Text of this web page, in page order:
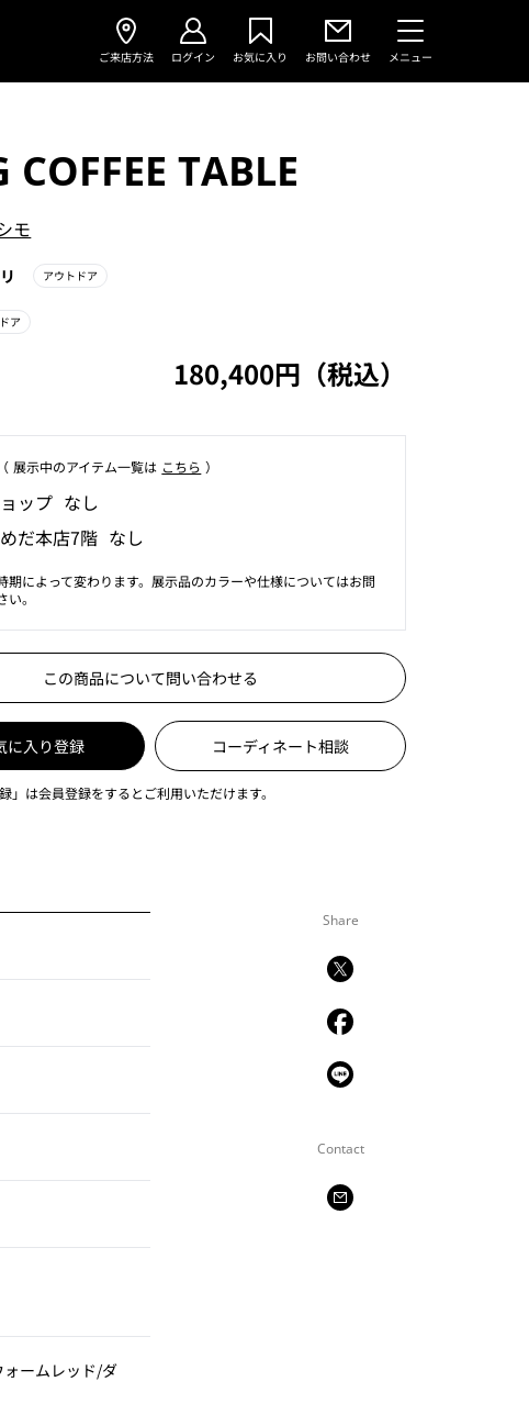
ご来店方法 ログイン お気に入り お問い合わせ メニュー
COFFEE TABLE
モ
アウトドア
ア
180,400円（税込）
展⽰中のアイテム⼀覧は こちら ）
ップ なし
だ本店7階 なし
期によって変わります。展示品のカラーや仕様についてはお問
。
この商品について問い合わせる
に入り登録 コーディネート相談
」は会員登録をするとご利用いただけます。
Share
Contact
ームレッド/ダ